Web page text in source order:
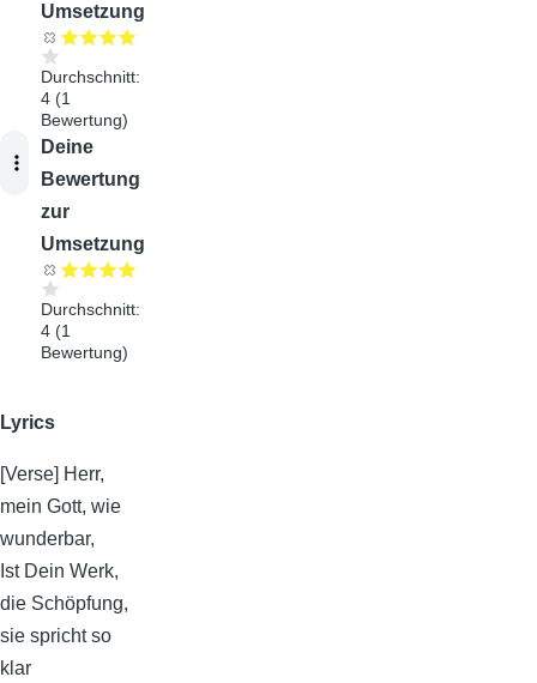
Umsetzung
Durchschnitt:
4 (1
Bewertung)
Audiodatei
Deine
Bewertung
zur
Umsetzung
Durchschnitt:
4 (1
Bewertung)
Lyrics
[Verse] Herr,
mein Gott, wie
wunderbar,
Ist Dein Werk,
die Schöpfung,
sie spricht so
klar